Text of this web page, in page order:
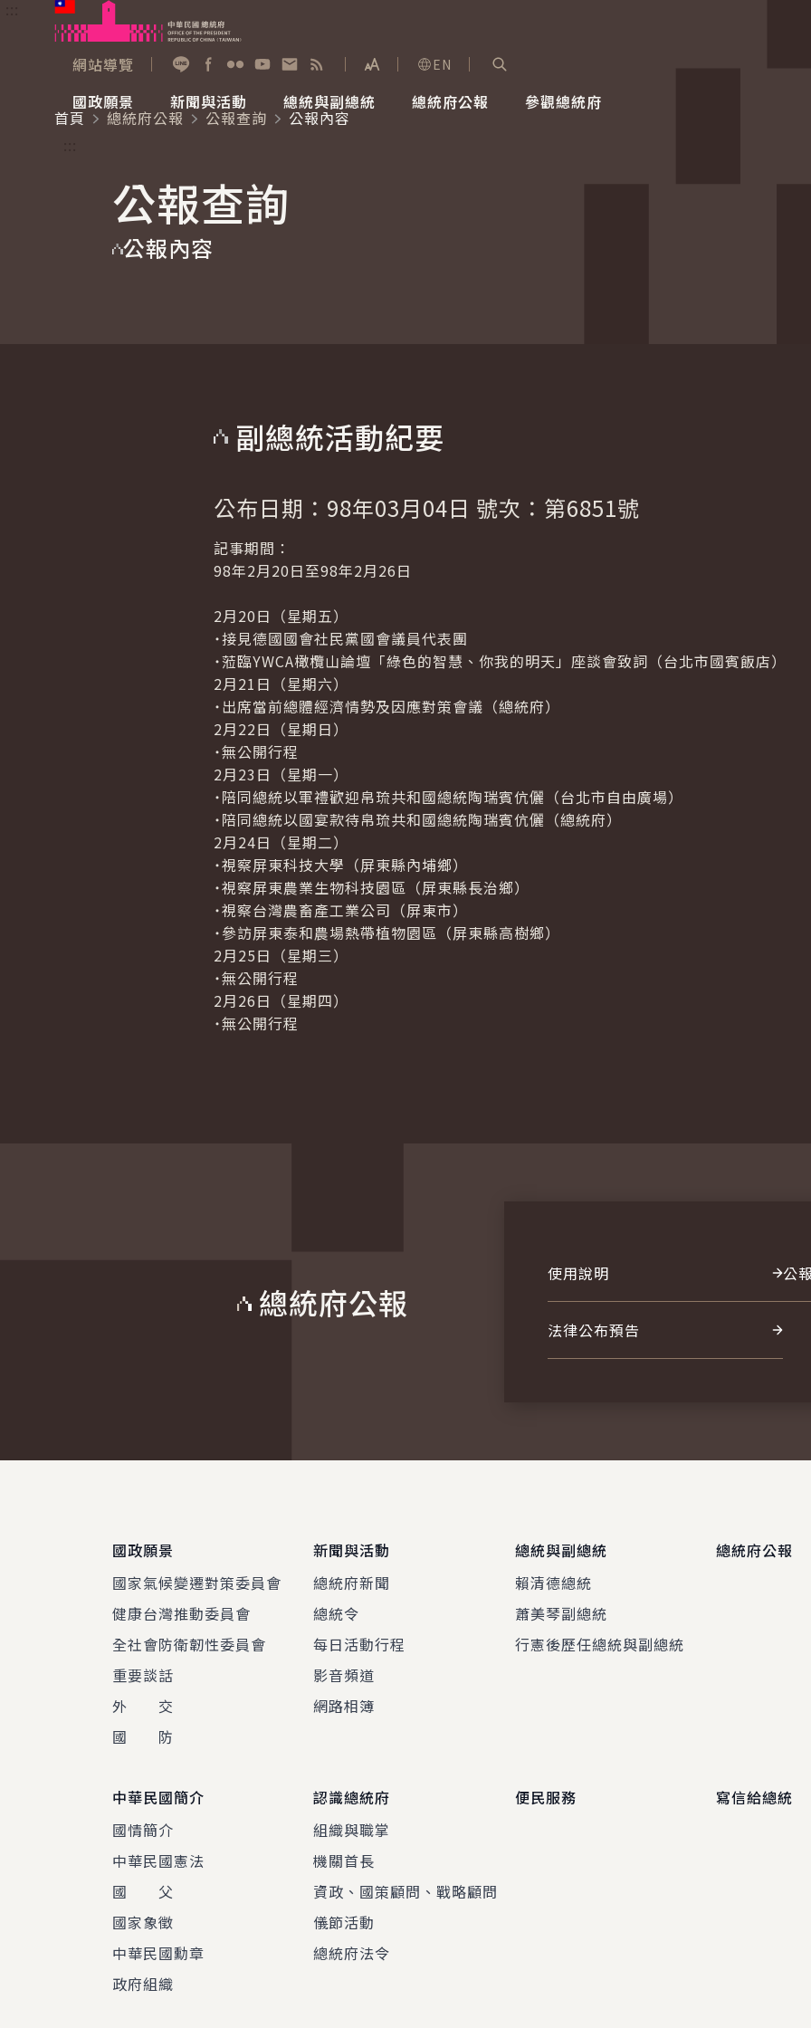
跳到主要內容
網站導覽
展開字級選單
EN
國政願景
國家氣候變遷對策委員會
重要談話
新聞與活動
總統府新聞
影音頻道
總統與副總統
賴清德總統
總統府公報 參觀總統府
首頁
總統府公報 公報查詢
公報內容
公報查詢
公報內容
副總統活動紀要
公布日期：98年03月04日 號次：第6851號
記事期間：
98年2月20日至98年2月26日
2月20日（星期五）
˙接見德國國會社民黨國會議員代表團
˙蒞臨YWCA橄欖山論壇「綠色的智慧、你我的明天」座談會致詞（台北市國賓飯店）
2月21日（星期六）
˙出席當前總體經濟情勢及因應對策會議（總統府）
2月22日（星期日）
˙無公開行程
2月23日（星期一）
˙陪同總統以軍禮歡迎帛琉共和國總統陶瑞賓伉儷（台北市自由廣場）
˙陪同總統以國宴款待帛琉共和國總統陶瑞賓伉儷（總統府）
2月24日（星期二）
˙視察屏東科技大學（屏東縣內埔鄉）
˙視察屏東農業生物科技園區（屏東縣長治鄉）
˙視察台灣農畜產工業公司（屏東市）
˙參訪屏東泰和農場熱帶植物園區（屏東縣高樹鄉）
2月25日（星期三）
˙無公開行程
2月26日（星期四）
˙無公開行程
總統府公報
使用說明 公
法律公布預告
國政願景
國家氣候變遷對策委員會
健康台灣推動委員會
全社會防衛韌性委員會
重要談話
外 交
國 防
新聞與活動
總統府新聞
總統令
每日活動行程
影音頻道
網路相簿
總統與副總統
賴清德總統
蕭美琴副總統
行憲後歷任總統與副總統
總統府公報
中華民國簡介
國情簡介
中華民國憲法
國 父
國家象徵
中華民國勳章
政府組織
認識總統府
組織與職掌
機關首長
資政、國策顧問、戰略顧問
儀節活動
總統府法令
便民服務 寫信給總統